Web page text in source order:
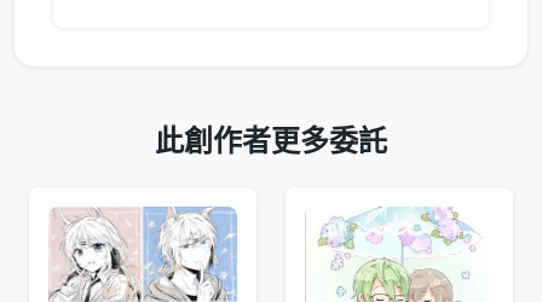
此創作者更多委託